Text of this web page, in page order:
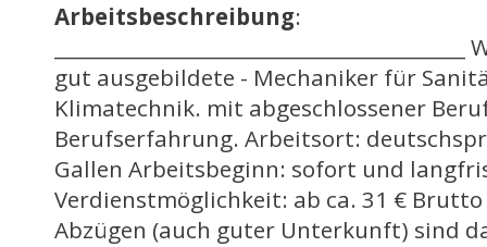
Arbeitsbeschreibung:
gut ausgebildete - Mechaniker für
Klimatechnik. mit abgeschlossener
Berufserfahrung. Arbeitsort:
Gallen Arbeitsbeginn: sofort und
Verdienstmöglichkeit: ab ca. 31 €
Abzügen (auch guter Unterkunft) sind